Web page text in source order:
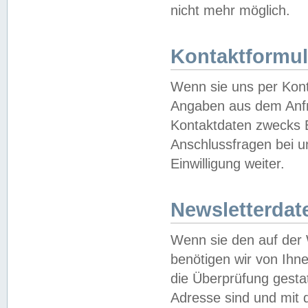
nicht mehr möglich.
Wenn sie uns per
Angaben aus dem
Kontaktdaten zwecks
Anschlussfragen bei
Einwilligung weiter.
Wenn sie den auf der
benötigen wir von
die Überprüfung
Adresse sind und mit